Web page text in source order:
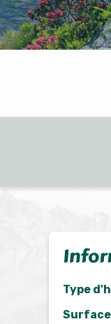
Type
Surface